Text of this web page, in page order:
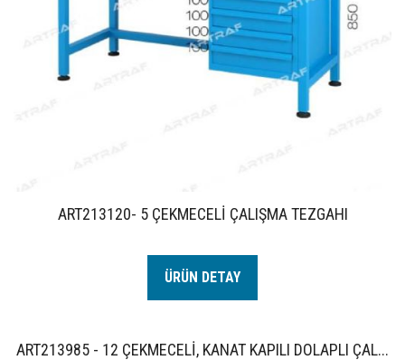
ART213120- 5 ÇEKMECELİ ÇALIŞMA TEZGAHI
ÜRÜN DETAY
ART213985 - 12 ÇEKMECELİ, KANAT KAPILI DOLAPLI ÇAL...